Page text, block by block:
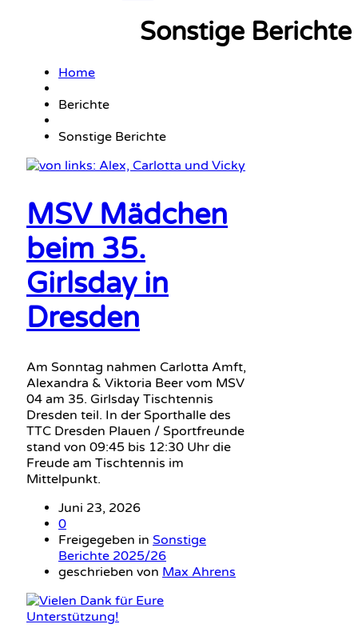
Sonstige Berichte
Home
Berichte
Sonstige Berichte
MSV Mädchen
beim 35.
Girlsday in
Dresden
Am Sonntag nahmen Carlotta Amft,
Alexandra & Viktoria Beer vom MSV
04 am 35. Girlsday Tischtennis
Dresden teil. In der Sporthalle des
TTC Dresden Plauen / Sportfreunde
stand von 09:45 bis 12:30 Uhr die
Freude am Tischtennis im
Mittelpunkt.
Juni 23, 2026
0
Freigegeben in Sonstige
Berichte 2025/26
geschrieben von Max Ahrens